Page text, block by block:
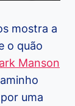
mostra a
o quão
Manson
uma